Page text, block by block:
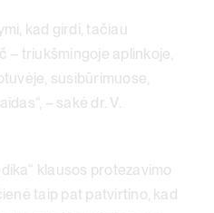
kad girdi, tačiau
– triukšmingoje aplinkoje,
susibūrimuose,
– sakė dr. V.
klausos protezavimo
taip pat patvirtino, kad